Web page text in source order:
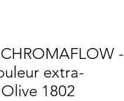
-
extra-
1802